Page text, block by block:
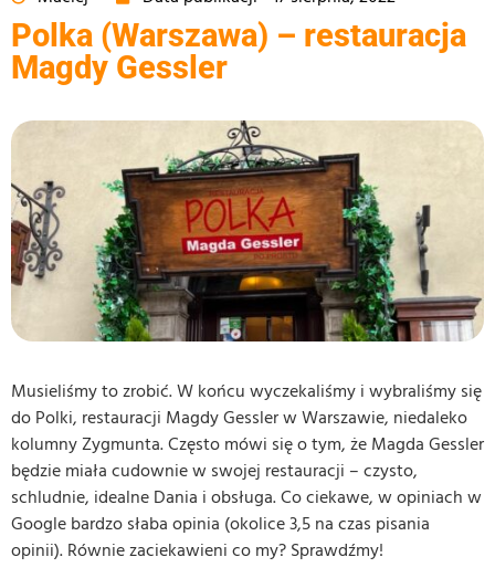
Polka (Warszawa) – restauracja
Magdy Gessler
Musieliśmy to zrobić. W końcu wyczekaliśmy i wybraliśmy się
do Polki, restauracji Magdy Gessler w Warszawie, niedaleko
kolumny Zygmunta. Często mówi się o tym, że Magda Gessler
będzie miała cudownie w swojej restauracji – czysto,
schludnie, idealne Dania i obsługa. Co ciekawe, w opiniach w
Google bardzo słaba opinia (okolice 3,5 na czas pisania
opinii). Równie zaciekawieni co my? Sprawdźmy!